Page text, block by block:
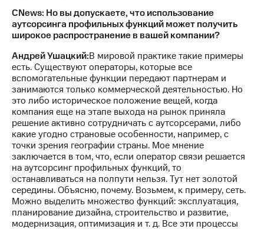
CNews: Но вы допускаете, что использование
аутсорсинга профильных функций может получить
широкое распространение в вашей компании?
Андрей Ушацкий:В мировой практике такие примеры
есть. Существуют операторы, которые все
вспомогательные функции передают партнерам и
занимаются только коммерческой деятельностью. Но
это либо историческое положение вещей, когда
компания еще на этапе выхода на рынок приняла
решение активно сотрудничать с аутсорсерами, либо
какие угодно страновые особенности, например, с
точки зрения географии страны. Мое мнение
заключается в том, что, если оператор связи решается
на аутсорсинг профильных функций, то
останавливаться на полпути нельзя. Тут нет золотой
середины. Объясню, почему. Возьмем, к примеру, сеть.
Можно выделить множество функций: эксплуатация,
планирование дизайна, строительство и развитие,
модернизация, оптимизация и т. д. Все эти процессы